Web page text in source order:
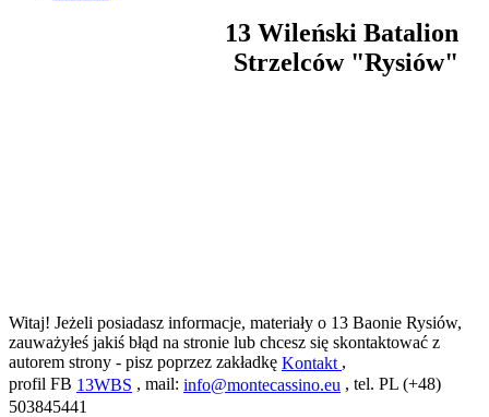
13 Wileński Batalion
Strzelców "Rysiów"
Witaj! Jeżeli posiadasz informacje, materiały o 13 Baonie Rysiów,
zauważyłeś jakiś błąd na stronie lub chcesz się skontaktować z
autorem strony - pisz poprzez zakładkę Kontakt ,
profil FB 13WBS , mail: info@montecassino.eu , tel. PL (+48)
503845441